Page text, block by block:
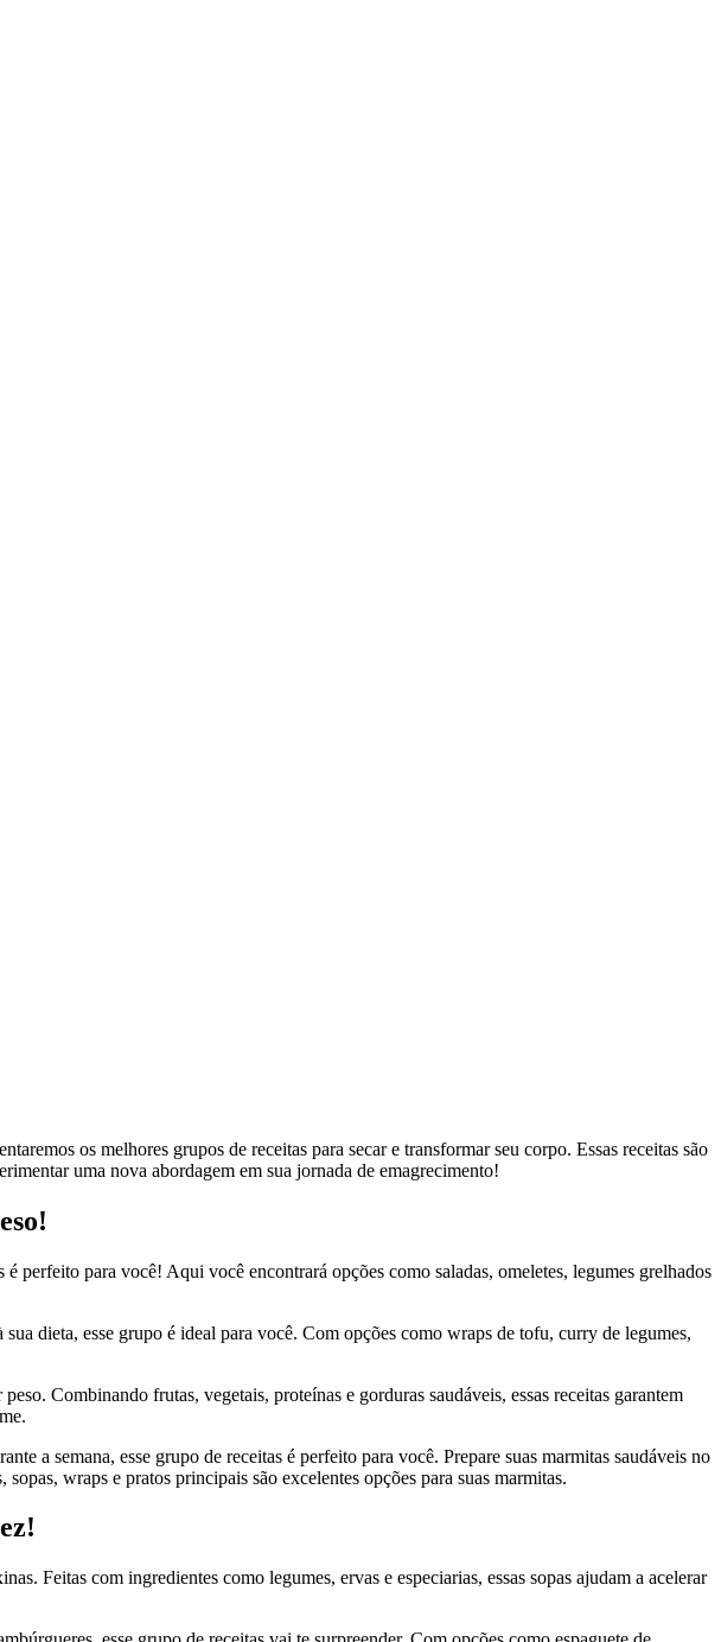
os melhores grupos de receitas para secar e transformar seu corpo. Essas receitas são
uma nova abordagem em sua jornada de emagrecimento!
perfeito para você! Aqui você encontrará opções como saladas, omeletes, legumes grelhados
dieta, esse grupo é ideal para você. Com opções como wraps de tofu, curry de legumes,
Combinando frutas, vegetais, proteínas e gorduras saudáveis, essas receitas garantem
a semana, esse grupo de receitas é perfeito para você. Prepare suas marmitas saudáveis no
wraps e pratos principais são excelentes opções para suas marmitas.
Feitas com ingredientes como legumes, ervas e especiarias, essas sopas ajudam a acelerar